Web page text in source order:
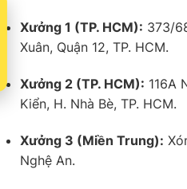
Xưởng 1 (TP. HCM): 373/
Xuân, Quận 12, TP. HCM.
Xưởng 2 (TP. HCM): 116A
Kiển, H. Nhà Bè, TP. HCM.
Xưởng 3 (Miền Trung):
Nghệ An.